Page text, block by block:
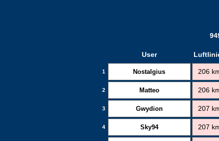
User
1 Nostalgius 206
2 Matteo 206
3 Gwydion 207
4 Sky94 207